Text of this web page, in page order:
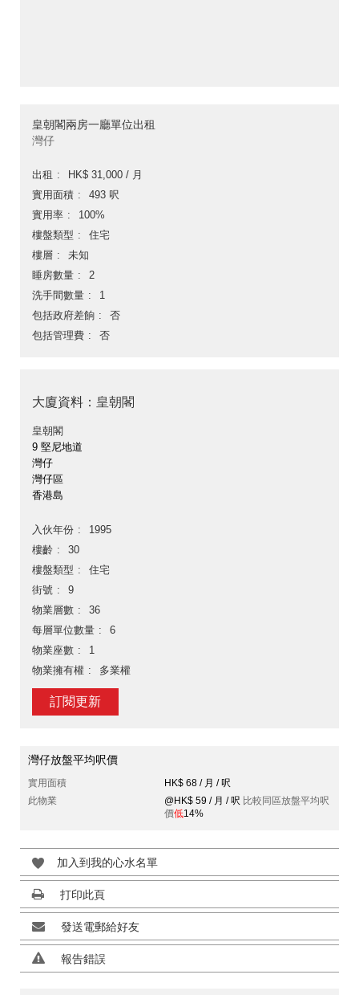
皇朝閣兩房一廳單位出租
灣仔
出租
HK$ 31,000 / 月
實用面積
493 呎
實用率
100%
樓盤類型
住宅
樓層
未知
睡房數量
2
洗手間數量
1
包括政府差餉
否
包括管理費
否
大廈資料：皇朝閣
皇朝閣
9 堅尼地道
灣仔
灣仔區
香港島
入伙年份
1995
樓齡
30
樓盤類型
住宅
街號
9
物業層數
36
每層單位數量
6
物業座數
1
物業擁有權
多業權
訂閱更新
灣仔放盤平均呎價
實用面積
HK$ 68 / 月 / 呎
此物業
@HK$ 59 / 月 / 呎 比較同區放盤平均呎
價低14%
加入到我的心水名單
打印此頁
發送電郵給好友
報告錯誤